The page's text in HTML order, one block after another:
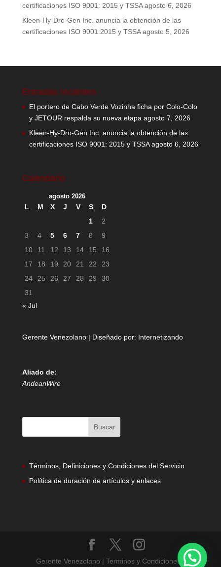
certificaciones ISO 9001: 2015 y TSSA agosto 6, 2026
Kleen-Hy-Dro-Gen Inc. anuncia la obtención de las
certificaciones ISO 9001:2015 y TSSA agosto 5, 2026
Entradas recientes
El portero de Cabo Verde Vozinha ficha por Colo-Colo
y JETOUR respalda su nueva etapa agosto 7, 2026
Kleen-Hy-Dro-Gen Inc. anuncia la obtención de las
certificaciones ISO 9001: 2015 y TSSA agosto 6, 2026
Calendario
agosto 2026
L M X J V S
D
1
2
3
4 5 6 7 8
9
10
11 12 13 14 15
16
17
18 19 20 21 22
23
24
25 26 27 28 29
30
31
« Jul
Gerente Venezolano | Diseñado por: Internetizando
Aliado de:
AndeanWire
Términos, Definiciones y Condiciones del Servicio
Política de duración de artículos y enlaces
Gerente Venezolano | Terminos y Condiciones |